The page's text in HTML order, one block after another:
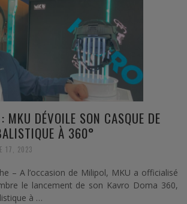
DÉVOILE SON CASQUE DE
À 360°
17, 2023
– A l’occasion de Milipol, MKU a officialisé
le lancement de son Kavro Doma 360,
à …